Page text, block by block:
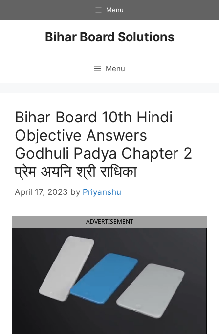
to
Menu
Bihar Board Solutions
Menu
Bihar Board 10th Hindi
Objective Answers
Godhuli Padya Chapter 2
प्रेम अयनि श्री राधिका
April 17, 2023 by Priyanshu
ADVERTISEMENT